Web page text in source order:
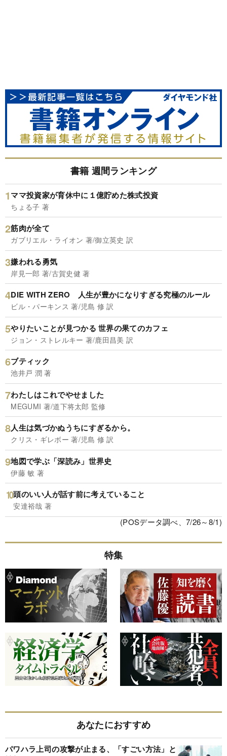
書籍 週間ランキング
ママ投資家が育休中に１億貯めた株式投資
ちょる子 著
筋肉が全て
ガブリエル・ライオン 著/御立英史 訳
嫌われる勇気
岸見一郎 著/古賀史健 著
DIE WITH ZERO 人生が豊かになりすぎる究極のルール
ビル・パーキンス 著/児島 修 訳
やりたいことが見つかる 世界の果てのカフェ
ジョン・ストレルキー 著/鹿田昌美 訳
ブティック
池井戸 潤 著
わたしはこれでやせました
MEGUMI 著/道下将太郎 監修
人生は気づかぬうちにすぎるから。
クリス・ギレボー 著/児島 修 訳
地図で学ぶ「深読み」世界史
伊藤 敏 著
頭のいい人が話す前に考えていること
安達裕哉 著
(POSデータ調べ、7/26～8/1)
特集
あなたにおすすめ
パワハラ上司の攻撃が止まる、「すごい方法」と